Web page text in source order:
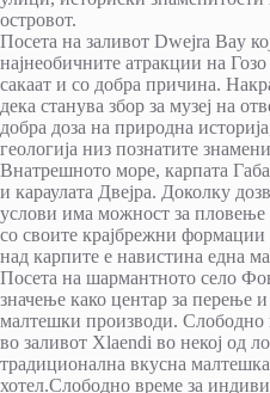
островот.
Посета на заливот Dwejra Bay
најнеобичните атракции на
сакаат и со добра причина.
дека станува збор за музеј на
добра доза на природна
геологија низ познатите
Внатрешното море, карпата
и караулата Двејра. Доколку
услови има можност за пловење
со своите крајбрежни
над карпите е навистина една
Посета на шармантното село
значење како центар за перење
малтешки производи. Слободно
во заливот Xlaendi во некој од
традиционална вкусна
хотел.Слободно време за